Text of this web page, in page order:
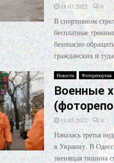
18.03.2022 0
В спортивном
бесплатные
безопасно
гражданских и
Новости Фоторепортаж
Военные
11.03.2022 0
Началась третья
в Украину. В
звенящая тишина